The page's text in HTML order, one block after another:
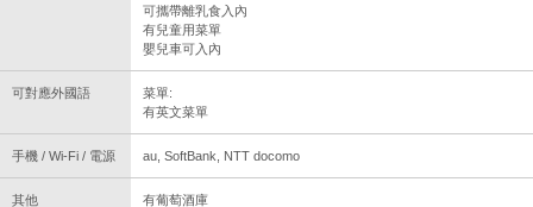
可攜帶離乳食入內
有兒童用菜單
嬰兒車可入內
可對應外國語
菜單:
有英文菜單
手機 / Wi-Fi / 電源 au, SoftBank, NTT docomo
其他 有葡萄酒庫